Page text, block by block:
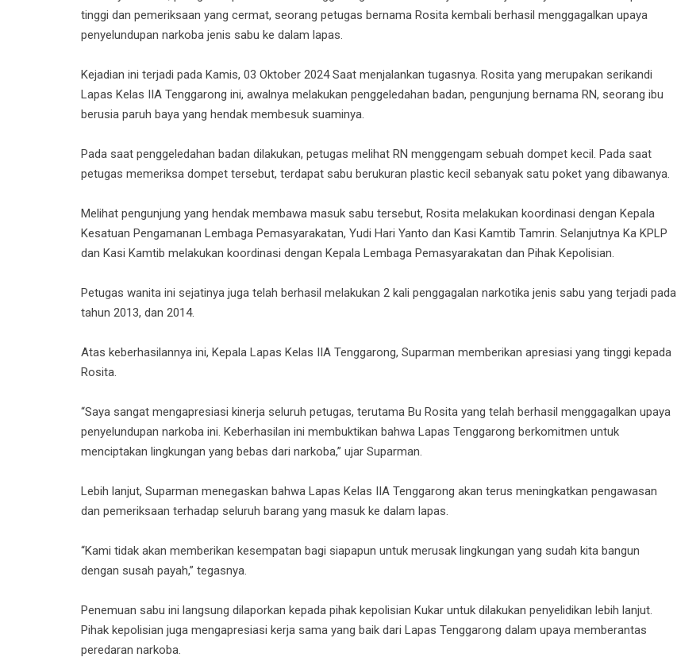
tinggi dan pemeriksaan yang cermat, seorang petugas bernama Rosita kembali berhasil menggagalkan upaya
penyelundupan narkoba jenis sabu ke dalam lapas.
Kejadian ini terjadi pada Kamis, 03 Oktober 2024 Saat menjalankan tugasnya. Rosita yang merupakan serikandi
Lapas Kelas IIA Tenggarong ini, awalnya melakukan penggeledahan badan, pengunjung bernama RN, seorang ibu
berusia paruh baya yang hendak membesuk suaminya.
Pada saat penggeledahan badan dilakukan, petugas melihat RN menggengam sebuah dompet kecil. Pada saat
petugas memeriksa dompet tersebut, terdapat sabu berukuran plastic kecil sebanyak satu poket yang dibawanya.
Melihat pengunjung yang hendak membawa masuk sabu tersebut, Rosita melakukan koordinasi dengan Kepala
Kesatuan Pengamanan Lembaga Pemasyarakatan, Yudi Hari Yanto dan Kasi Kamtib Tamrin. Selanjutnya Ka KPLP
dan Kasi Kamtib melakukan koordinasi dengan Kepala Lembaga Pemasyarakatan dan Pihak Kepolisian.
Petugas wanita ini sejatinya juga telah berhasil melakukan 2 kali penggagalan narkotika jenis sabu yang terjadi pada
tahun 2013, dan 2014.
Atas keberhasilannya ini, Kepala Lapas Kelas IIA Tenggarong, Suparman memberikan apresiasi yang tinggi kepada
Rosita.
“Saya sangat mengapresiasi kinerja seluruh petugas, terutama Bu Rosita yang telah berhasil menggagalkan upaya
penyelundupan narkoba ini. Keberhasilan ini membuktikan bahwa Lapas Tenggarong berkomitmen untuk
menciptakan lingkungan yang bebas dari narkoba,” ujar Suparman.
Lebih lanjut, Suparman menegaskan bahwa Lapas Kelas IIA Tenggarong akan terus meningkatkan pengawasan
dan pemeriksaan terhadap seluruh barang yang masuk ke dalam lapas.
“Kami tidak akan memberikan kesempatan bagi siapapun untuk merusak lingkungan yang sudah kita bangun
dengan susah payah,” tegasnya.
Penemuan sabu ini langsung dilaporkan kepada pihak kepolisian Kukar untuk dilakukan penyelidikan lebih lanjut.
Pihak kepolisian juga mengapresiasi kerja sama yang baik dari Lapas Tenggarong dalam upaya memberantas
peredaran narkoba.